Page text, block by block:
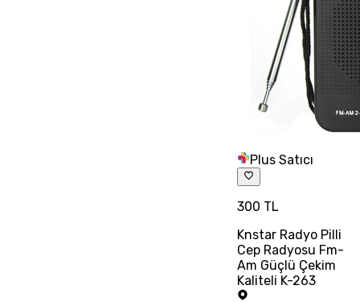
Plus Satıcı
300 TL
Knstar Radyo Pilli
Cep Radyosu Fm-
Am Güçlü Çekim
Kaliteli K-263